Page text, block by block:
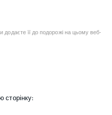
додаєте її до подорожі на цьому веб-
сторінку: